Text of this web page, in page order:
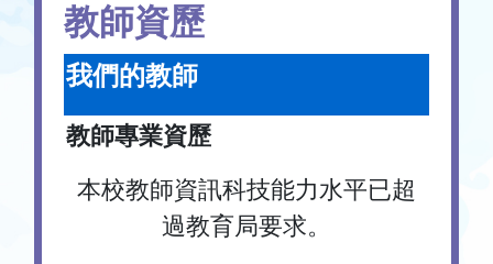
教師資歷
我們的教師
教師專業資歷
本校教師資訊科技能力水平已超
過教育局要求。